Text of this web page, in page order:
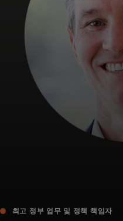
이노베이터
뉴스 & 인사이트
최고 정부 업무 및 정책 책임자